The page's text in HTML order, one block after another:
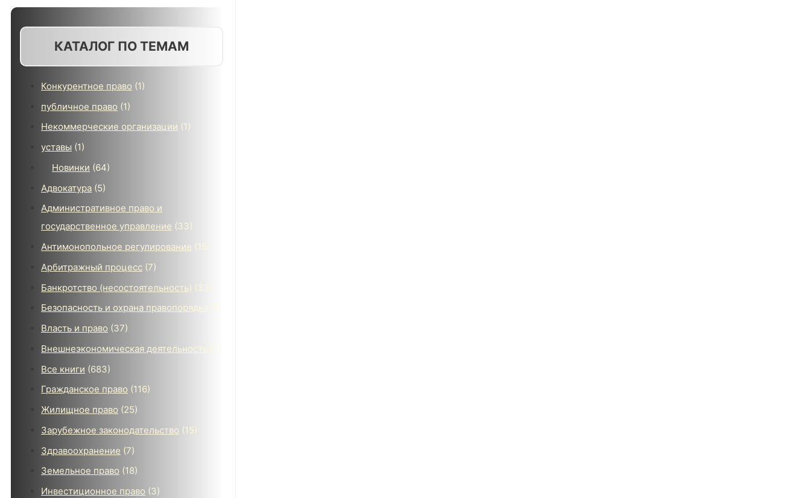
КАТАЛОГ ПО ТЕМАМ
Конкурентное право (1)
публичное право (1)
Некоммерческие организации (1)
уставы (1)
Новинки (64)
Адвокатура (5)
Административное право и
государственное управление (33)
Антимонопольное регулирование (15)
Арбитражный процесс (7)
Банкротство (несостоятельность) (33)
Безопасность и охрана правопорядка
(1)
Власть и право (37)
Внешнеэкономическая деятельность
(7)
Все книги (683)
Гражданское право (116)
Жилищное право (25)
Зарубежное законодательство (15)
Здравоохранение (7)
Земельное право (18)
Инвестиционное право (3)